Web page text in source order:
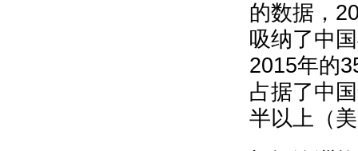
的数据，
吸纳了中
2015年的
占据了中
半以上（